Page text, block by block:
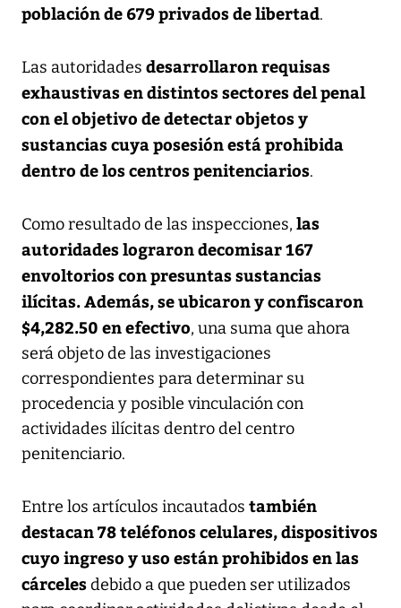
población de 679 privados de libertad.
Las autoridades desarrollaron requisas
exhaustivas en distintos sectores del penal
con el objetivo de detectar objetos y
sustancias cuya posesión está prohibida
dentro de los centros penitenciarios.
Como resultado de las inspecciones, las
autoridades lograron decomisar 167
envoltorios con presuntas sustancias
ilícitas. Además, se ubicaron y confiscaron
$4,282.50 en efectivo, una suma que ahora
será objeto de las investigaciones
correspondientes para determinar su
procedencia y posible vinculación con
actividades ilícitas dentro del centro
penitenciario.
Entre los artículos incautados también
destacan 78 teléfonos celulares, dispositivos
cuyo ingreso y uso están prohibidos en las
cárcelesdebido a que pueden ser utilizados